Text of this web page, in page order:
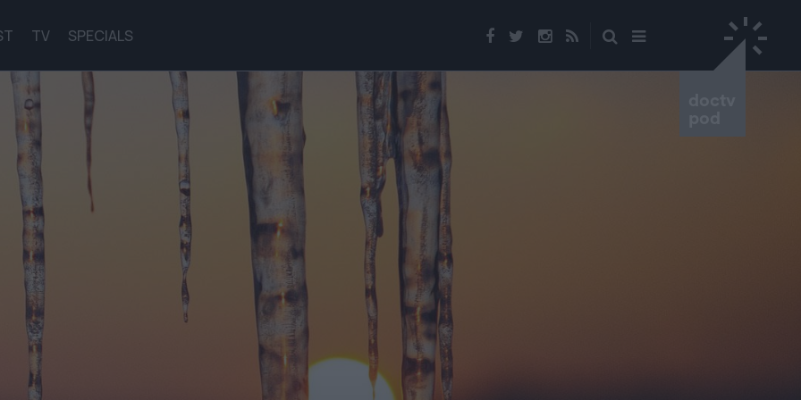
TV SPECIALS